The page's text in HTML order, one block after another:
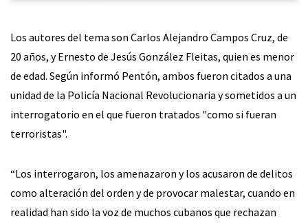
Los autores del tema son Carlos Alejandro Campos Cruz, de
20 años, y Ernesto de Jesús González Fleitas, quien es menor
de edad. Según informó Pentón, ambos fueron citados a una
unidad de la Policía Nacional Revolucionaria y sometidos a un
interrogatorio en el que fueron tratados "como si fueran
terroristas".
“Los interrogaron, los amenazaron y los acusaron de delitos
como alteración del orden y de provocar malestar, cuando en
realidad han sido la voz de muchos cubanos que rechazan